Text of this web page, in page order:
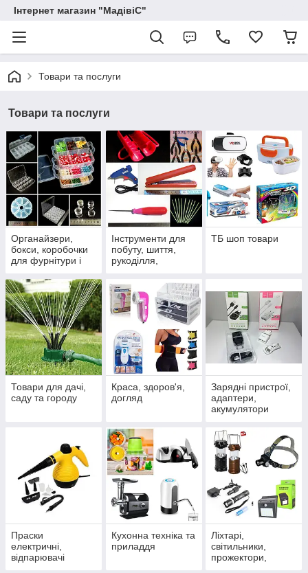
Інтернет магазин "МадівіС"
Товари та послуги
Товари та послуги
Органайзери,
бокси, коробочки
для фурнітури і
таблетніци
Інструменти для
побуту, шиття,
рукоділля,
ТБ шоп товари
Товари для дачі,
саду та городу
Краса, здоров'я,
догляд
Зарядні пристрої,
адаптери,
акумулятори
Праски
електричні,
відпарювачі
Кухонна техніка та
приладдя
Ліхтарі,
світильники,
прожектори,